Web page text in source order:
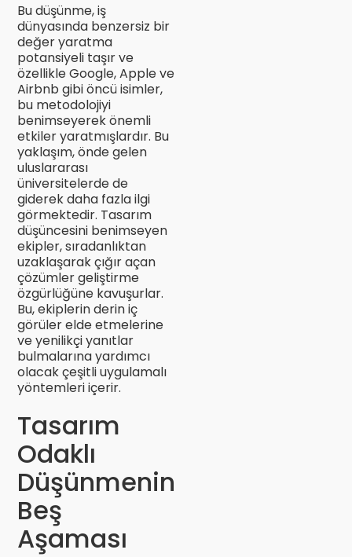
Bu düşünme, iş
dünyasında benzersiz bir
değer yaratma
potansiyeli taşır ve
özellikle Google, Apple ve
Airbnb gibi öncü isimler,
bu metodolojiyi
benimseyerek önemli
etkiler yaratmışlardır. Bu
yaklaşım, önde gelen
uluslararası
üniversitelerde de
giderek daha fazla ilgi
görmektedir. Tasarım
düşüncesini benimseyen
ekipler, sıradanlıktan
uzaklaşarak çığır açan
çözümler geliştirme
özgürlüğüne kavuşurlar.
Bu, ekiplerin derin iç
görüler elde etmelerine
ve yenilikçi yanıtlar
bulmalarına yardımcı
olacak çeşitli uygulamalı
yöntemleri içerir.
Tasarım
Odaklı
Düşünmenin
Beş
Aşaması